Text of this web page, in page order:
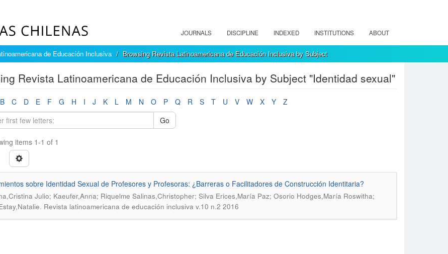
JOURNALS DISCIPLINE INDEXED INSTITUTIONS ABOUT
de Educación Inclusiva Browsing Revista Latinoamericana de Educación Inclusiva by Subject
Revista Latinoamericana de Educación Inclusiva by Subject "Identidad sexual"
B C D E F G H I J K L M N O P Q R S T U V W X Y
Z
Go
items 1-1 of 1
sobre Identidad Sexual de Profesores y Profesoras: ¿Barreras o Facilitadores de Construcción Identitaria?
Julio; Kaeufer,Anna; Riquelme Salinas,Christopher; Silva Erices,María Paz; Osorio Hodges,María Roswitha;
. Revista latinoamericana de educación inclusiva v.10 n.2 2016